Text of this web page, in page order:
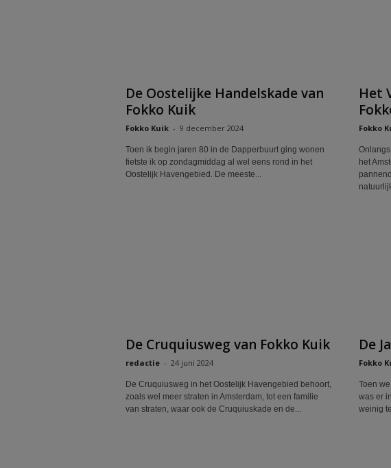
De Oostelijke Handelskade van
Fokko Kuik
Fokko Kuik - 9 december 2024
Toen ik begin jaren 80 in de Dapperbuurt ging wonen
fietste ik op zondagmiddag al wel eens rond in het
Oostelijk Havengebied. De meeste...
Het
Fokko
het
De Cruquiusweg van Fokko Kuik
redactie - 24 juni 2024
De Cruquiusweg in het Oostelijk Havengebied behoort,
zoals wel meer straten in Amsterdam, tot een familie
van straten, waar ook de Cruquiuskade en de...
De
Fokko
Toen
was er
weinig